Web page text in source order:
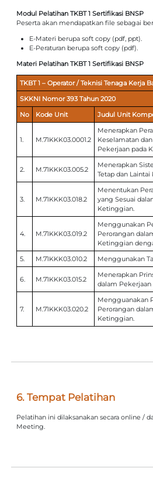
Modul Pelatihan TKBT 1 Sertifikasi BNSP
Peserta akan mendapatkan file sebagai
E-Materi berupa soft copy (pdf, ppt).
E-Peraturan berupa soft copy (pdf).
Materi Pelatihan TKBT 1 Sertifikasi BNSP
TKBT 1 – Operator / Teknisi Tenaga Kerja
SKKNI Nomor 393 Tahun 2020
No
Kode Unit Judul Unit
1. M.71KKK03.0001.2
Menerapkan
Keselamatan
Pekerjaan pada
2. M.71KKK03.005.2
Menerapkan
Tetap dan Laintai
3. M.71KKK03.018.2
Menentukan
yang Sesuai
Ketinggian.
4. M.71KKK03.019.2
Menggunakan
Perorangan
Ketinggian
5.
M.71KKK03.010.2 Menggunakan
6. M.71KKK03.015.2
Menerapkan
dalam Pekerjaan
7. M.71KKK03.020.2
Mengguanakan
Perorangan
Ketinggian.
6. Tempat Pelatihan
Pelatihan ini dilaksanakan secara online /
Meeting.